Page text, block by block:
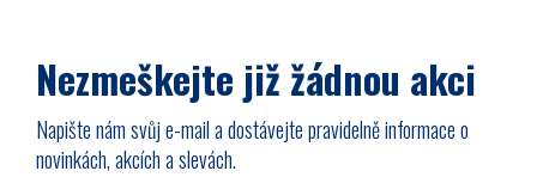
Nezmeškejte již žádnou akci
Napište nám svůj e-mail a dostávejte pravidelně informace o
novinkách, akcích a slevách.